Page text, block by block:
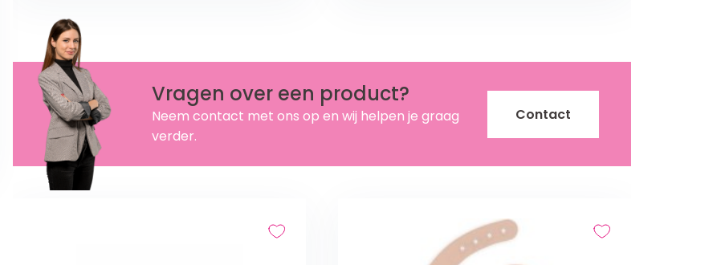
Vragen over een product?
Neem contact met ons op en wij helpen je graag
verder.
Contact